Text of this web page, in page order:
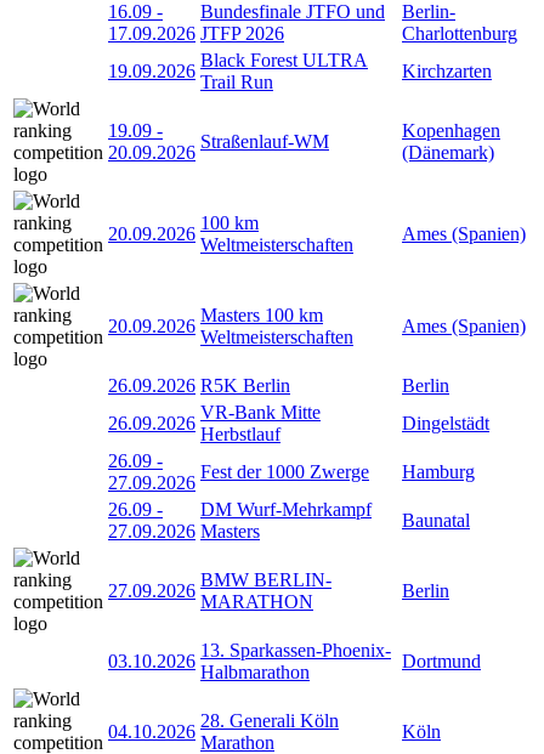
16.09 -
17.09.2026
Bundesfinale JTFO und
JTFP 2026
Berlin-
Charlottenburg
19.09.2026
Black Forest ULTRA
Trail Run
Kirchzarten
19.09 -
20.09.2026
Straßenlauf-WM
Kopenhagen
(Dänemark)
20.09.2026
100 km
Weltmeisterschaften
Ames (Spanien)
20.09.2026
Masters 100 km
Weltmeisterschaften
Ames (Spanien)
26.09.2026 R5K Berlin
Berlin
26.09.2026
VR-Bank Mitte
Herbstlauf
Dingelstädt
26.09 -
27.09.2026
Fest der 1000 Zwerge
Hamburg
26.09 -
27.09.2026
DM Wurf-Mehrkampf
Masters
Baunatal
27.09.2026
BMW BERLIN-
MARATHON
Berlin
03.10.2026
13. Sparkassen-Phoenix-
Halbmarathon
Dortmund
04.10.2026
28. Generali Köln
Marathon
Köln